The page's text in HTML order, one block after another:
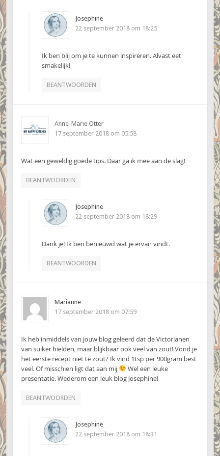
Josephine
22 september 2018 om 18:25
Ik ben blij om je te kunnen inspireren. Alvast eet
smakelijk!
BEANTWOORDEN
Anne-Marie Otter
17 september 2018 om 05:58
Wat een geweldig goede tips. Daar ga ik mee aan de slag!
BEANTWOORDEN
Josephine
22 september 2018 om 18:29
Dank je! Ik ben benieuwd wat je ervan vindt.
BEANTWOORDEN
Marianne
17 september 2018 om 07:59
Ik heb inmiddels van jouw blog geleerd dat de Victorianen
van suiker hielden, maar blijkbaar ook veel van zout! Vond je
het eerste recept niet te zout? Ik vind 1tsp per 900gram best
veel. Of misschien ligt dat aan mij
Wel een leuke
presentatie. Wederom een leuk blog Josephine!
BEANTWOORDEN
Josephine
22 september 2018 om 18:31